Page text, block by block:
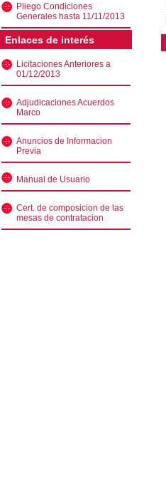
Pliego Condiciones
Generales hasta 11/11/2013
Enlaces de interés
Licitaciones Anteriores a
01/12/2013
Adjudicaciones Acuerdos
Marco
Anuncios de Informacion
Previa
Manual de Usuario
Cert. de composicion de las
mesas de contratacion